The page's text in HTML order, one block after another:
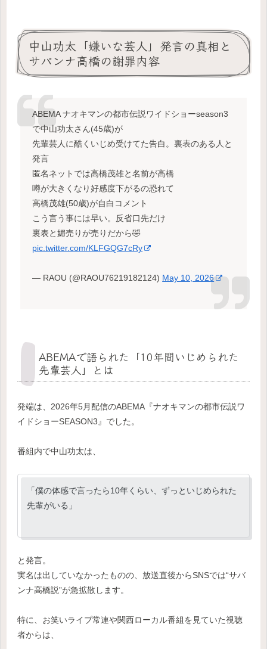
中山功太「嫌いな芸人」発言の真相と
サバンナ高橋の謝罪内容
ABEMA ナオキマンの都市伝説ワイドショーseason3
で中山功太さん(45歳)が
先輩芸人に酷くいじめ受けてた告白。裏表のある人と
発言
匿名ネットでは高橋茂雄と名前が高橋
噂が大きくなり好感度下がるの恐れて
高橋茂雄(50歳)が自白コメント
こう言う事には早い。反省口先だけ
裏表と媚売りが売りだから🤣
pic.twitter.com/KLFGQG7cRy
— RAOU (@RAOU76219182124) May 10, 2026
ABEMAで語られた「10年間いじめられた
先輩芸人」とは
発端は、2026年5月配信のABEMA『ナオキマンの都市伝説ワ
イドショーSEASON3』でした。
番組内で中山功太は、
「僕の体感で言ったら10年くらい、ずっといじめられた
先輩がいる」
と発言。
実名は出していなかったものの、放送直後からSNSでは“サバ
ンナ高橋説”が急拡散します。
特に、お笑いライブ常連や関西ローカル番組を見ていた視聴
者からは、